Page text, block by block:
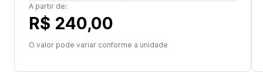
A partir de:
R$ 240,00
O valor pode variar conforme a unidade